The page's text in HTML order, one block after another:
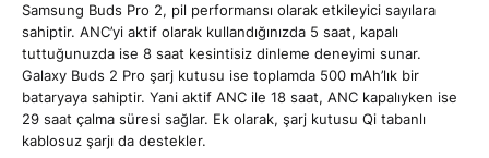
Samsung Buds Pro 2, pil performansı olarak etkileyici sayılara
sahiptir. ANC’yi aktif olarak kullandığınızda 5 saat, kapalı
tuttuğunuzda ise 8 saat kesintisiz dinleme deneyimi sunar.
Galaxy Buds 2 Pro şarj kutusu ise toplamda 500 mAh’lık bir
bataryaya sahiptir. Yani aktif ANC ile 18 saat, ANC kapalıyken ise
29 saat çalma süresi sağlar. Ek olarak, şarj kutusu Qi tabanlı
kablosuz şarjı da destekler.